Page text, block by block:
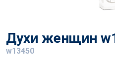
Духи женщин
w13450